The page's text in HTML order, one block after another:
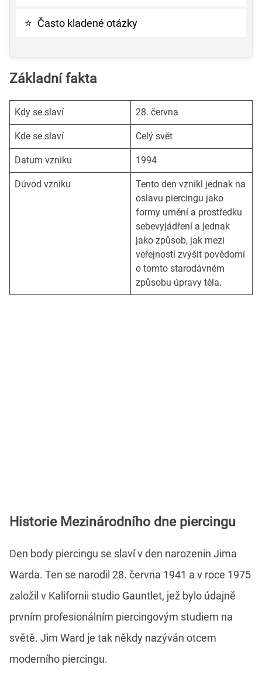
⭐ Často kladené otázky
Základní fakta
Kdy se slaví 28. června
Kde se slaví Celý svět
Datum vzniku 1994
Důvod vzniku
Tento den vznikl jednak na
oslavu piercingu jako
formy umění a prostředku
sebevyjádření a jednak
jako způsob, jak mezi
veřejností zvýšit povědomí
o tomto starodávném
způsobu úpravy těla.
Historie Mezinárodního dne piercingu
Den body piercingu se slaví v den narozenin Jima
Warda. Ten se narodil 28. června 1941 a v roce 1975
založil v Kalifornii studio Gauntlet, jež bylo údajně
prvním profesionálním piercingovým studiem na
světě. Jim Ward je tak někdy nazýván otcem
moderního piercingu.